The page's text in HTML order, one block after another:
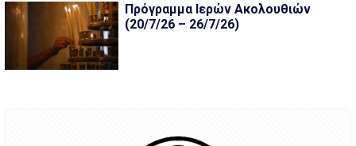
Πρόγραμμα Ιερών Ακολουθιών
(20/7/26 – 26/7/26)